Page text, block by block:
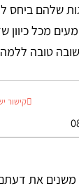
שלהם ביחס
מכל
טובה
קישור
את